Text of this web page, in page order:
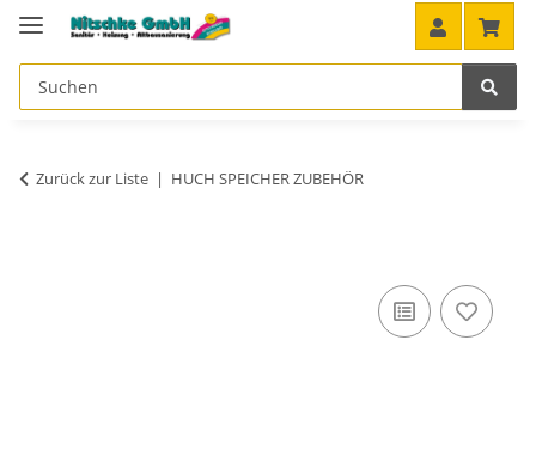
Zurück zur Liste HUCH SPEICHER ZUBEHÖR